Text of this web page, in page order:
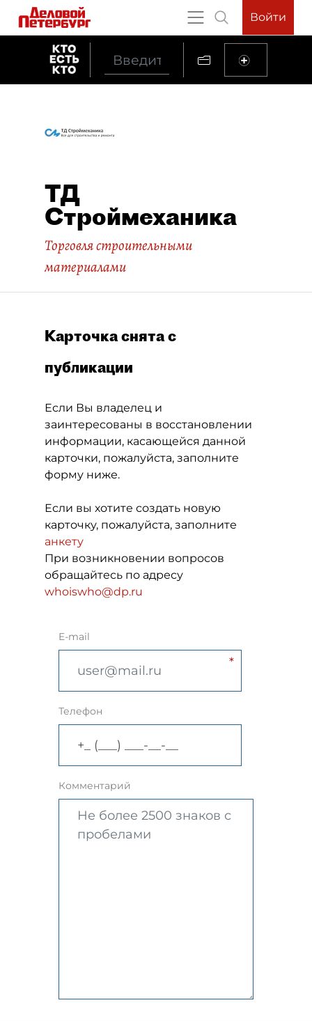
Войти
ТД
Строймеханика
Торговля строительными
материалами
Карточка снята с
публикации
Если Вы владелец и
заинтересованы в восстановлении
информации, касающейся данной
карточки, пожалуйста, заполните
форму ниже.
Если вы хотите создать новую
карточку, пожалуйста, заполните
анкету
При возникновении вопросов
обращайтесь по адресу
whoiswho@dp.ru
E-mail
Телефон
Комментарий